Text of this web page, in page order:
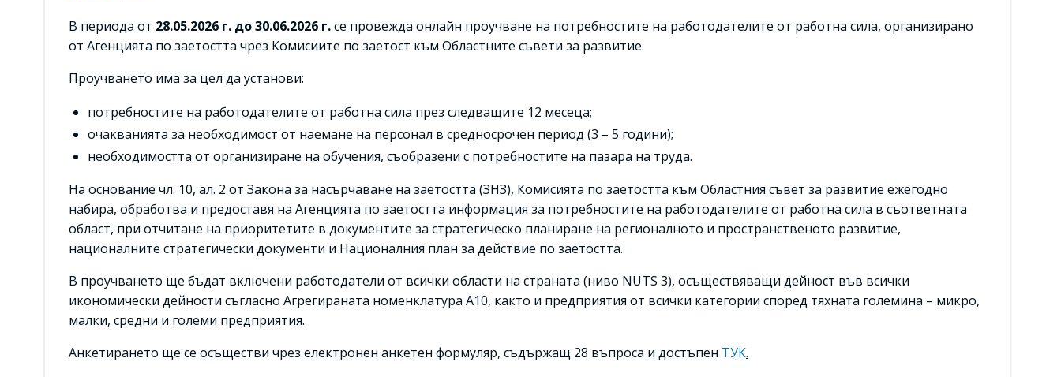
В периода от 28.05.2026 г. до 30.06.2026 г.се провежда онлайн проучване на потребностите на работодателите от работна сила, организирано
от Агенцията по заетостта чрез Комисиите по заетост към Областните съвети за развитие.
Проучването има за цел да установи:
потребностите на работодателите от работна сила през следващите 12 месеца;
очакванията за необходимост от наемане на персонал в средносрочен период (3 – 5 години);
необходимостта от организиране на обучения, съобразени с потребностите на пазара на труда.
На основание чл. 10, ал. 2 от Закона за насърчаване на заетостта (ЗНЗ), Комисията по заетостта към Областния съвет за развитие ежегодно
набира, обработва и предоставя на Агенцията по заетостта информация за потребностите на работодателите от работна сила в съответната
област, при отчитане на приоритетите в документите за стратегическо планиране на регионалното и пространственото развитие,
националните стратегически документи и Националния план за действие по заетостта.
В проучването ще бъдат включени работодатели от всички области на страната (ниво NUTS 3), осъществяващи дейност във всички
икономически дейности съгласно Агрегираната номенклатура А10, както и предприятия от всички категории според тяхната големина – микро,
малки, средни и големи предприятия.
Анкетирането ще се осъществи чрез електронен анкетен формуляр, съдържащ 28 въпроса и достъпен ТУК.